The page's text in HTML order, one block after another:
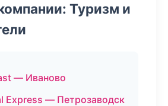
Туризм и
— Иваново
Express — Петрозаводск